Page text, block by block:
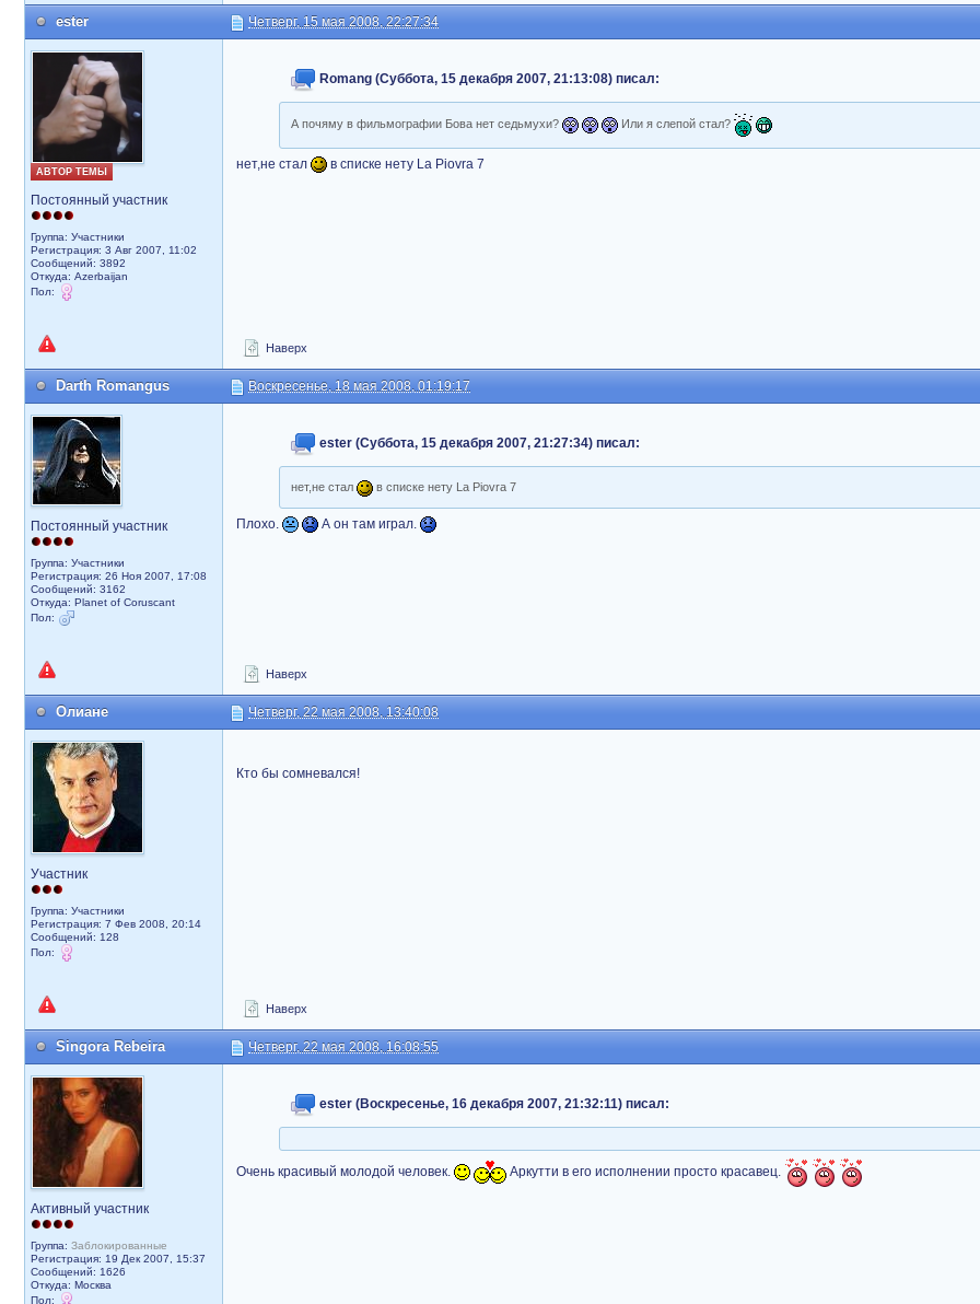
ester Четверг, 15 мая 2008, 22:27:34
АВТОР ТЕМЫ
Постоянный участник
Группа: Участники
Регистрация: 3 Авг 2007, 11:02
Сообщений: 3892
Откуда: Azerbaijan
Пол:
Romang (Суббота, 15 декабря 2007, 21:13:08) писал:
А почяму в фильмографии Бова нет седьмухи? Или я слепой стал?
нет,не стал в списке нету La Piovra 7
Наверх
Darth Romangus Воскресенье, 18 мая 2008, 01:19:17
Постоянный участник
Группа: Участники
Регистрация: 26 Ноя 2007, 17:08
Сообщений: 3162
Откуда: Planet of Coruscant
Пол:
ester (Суббота, 15 декабря 2007, 21:27:34) писал:
нет,не стал в списке нету La Piovra 7
Плохо. А он там играл.
Наверх
Олиане Четверг, 22 мая 2008, 13:40:08
Участник
Группа: Участники
Регистрация: 7 Фев 2008, 20:14
Сообщений: 128
Пол:
Кто бы сомневался!
Наверх
Singora Rebeira Четверг, 22 мая 2008, 16:08:55
Активный участник
Группа: Заблокированные
Регистрация: 19 Дек 2007, 15:37
Сообщений: 1626
Откуда: Москва
Пол:
ester (Воскресенье, 16 декабря 2007, 21:32:11) писал:
Очень красивый молодой человек. Аркутти в его исполнении просто красавец.